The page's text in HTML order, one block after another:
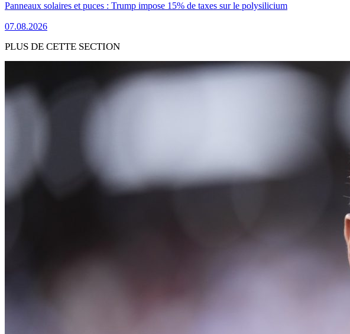
Panneaux solaires et puces : Trump impose 15% de taxes sur le polysilicium
07.08.2026
PLUS DE CETTE SECTION